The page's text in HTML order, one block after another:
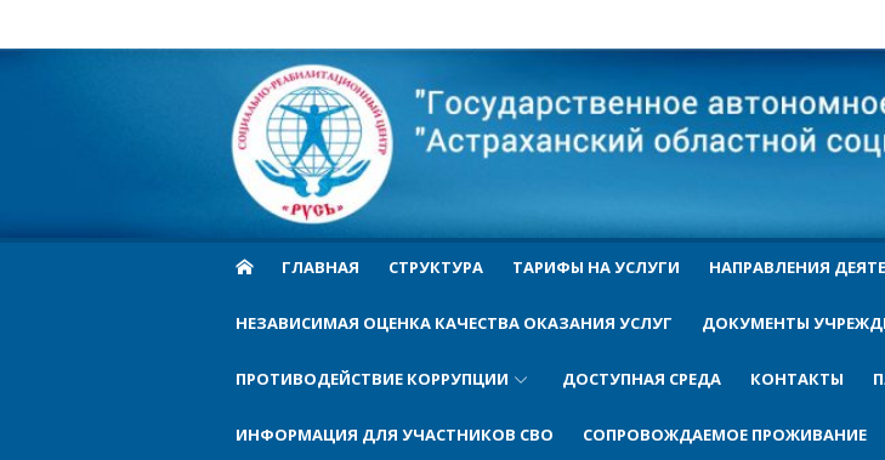
content
Cоциально-
реабилитационный
центр Русь
ГЛАВНАЯ СТРУКТУРА ТАРИФЫ НА УСЛУГИ НАПРАВЛЕНИЯ
НЕЗАВИСИМАЯ ОЦЕНКА КАЧЕСТВА ОКАЗАНИЯ УСЛУГ ДОКУМЕНТЫ
ПРОТИВОДЕЙСТВИЕ КОРРУПЦИИ ДОСТУПНАЯ СРЕДА КОНТАКТЫ
ИНФОРМАЦИЯ ДЛЯ УЧАСТНИКОВ СВО СОПРОВОЖДАЕМОЕ ПРОЖИВАНИЕ